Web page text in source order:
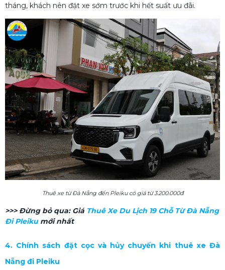
tháng, khách nên đặt xe sớm trước khi hết suất ưu đãi.
Thuê xe từ Đà Nẵng đến Pleiku có giá từ 3.200.000đ
>>> Đừng bỏ qua: Giá Thuê Xe Du Lịch 19 Chỗ Từ Đà Nẵng
Đi Pleikumới nhất
4. Chính sách đặt cọc và hủy chuyến khi thuê xe Đà
Nẵng đi Pleiku